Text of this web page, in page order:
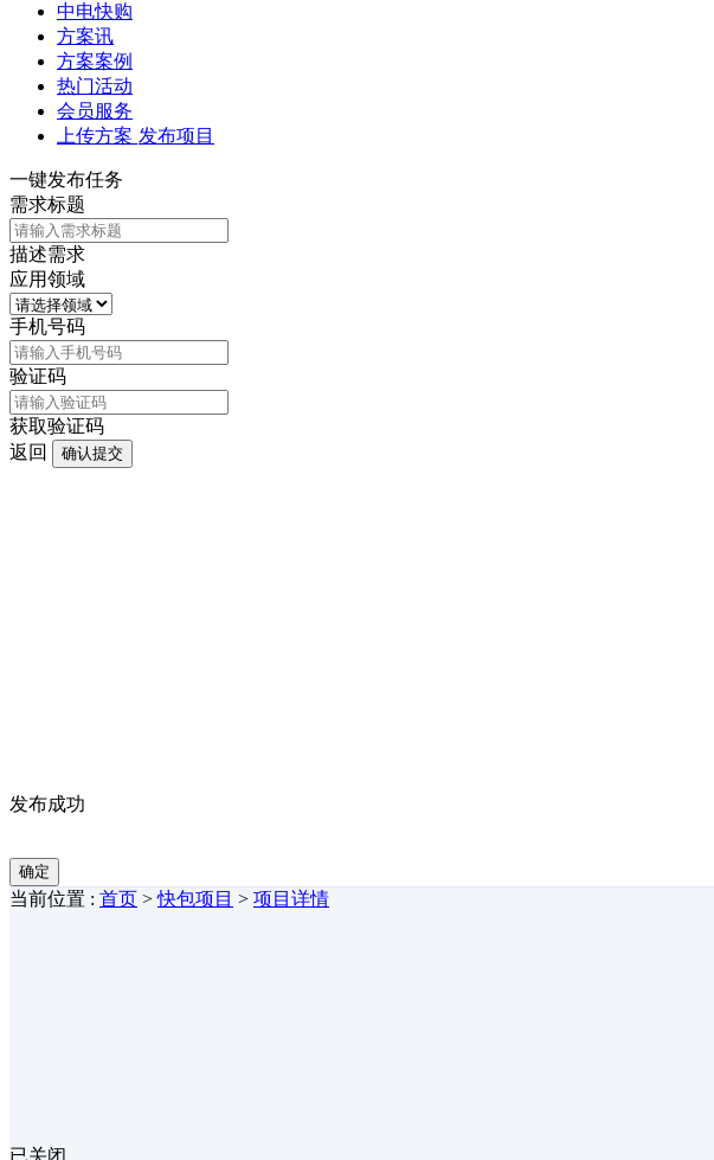
中电快购
方案讯
方案案例
热门活动
会员服务
上传方案 发布项目
一键发布任务
需求标题
描述需求
应用领域
手机号码
验证码
获取验证码
返回
确认提交
发布成功
确定
当前位置 : 首页 >快包项目 > 项目详情